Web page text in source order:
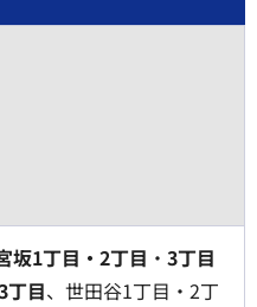
坂1丁目・2丁目 ・ 3丁目
丁目、世田谷1丁目・2丁